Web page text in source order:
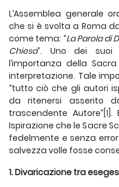
L’Assemblea generale
che si è svolta a Roma
come tema: “La Paroladi
Chiesa”. Uno dei suoi
l’importanza della
interpretazione. Tale
“tutto ciò che gli autori
da ritenersi asserito
trascendente Autore”[1].
Ispirazione che le Sacre
fedelmente e senza
salvezza volle fosse
1. Divaricazione tra